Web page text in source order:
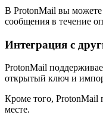
В ProtonMail вы можете
сообщения в течение
Интеграция с
ProtonMail
открытый ключ и
Кроме того, ProtonMail
месте.